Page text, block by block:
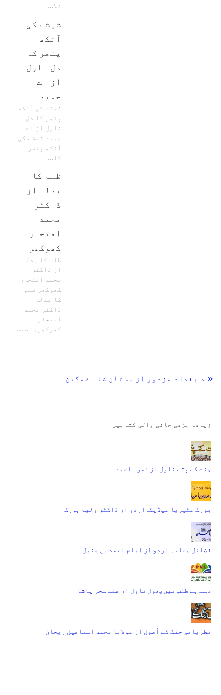
خلا…
شیشے کی
آنکھ
پتھر کا
دل ناول
از اے
حمید
شیشے کی آنکھ
پتھر کا دل
ناول از اے
حمید شیشے کی
آنکھ پتھر
کا…
ظلم کا
بدلہ از
ڈاکٹر
محمد
افتخار
کھوکھر
ظلم کا بدلہ
از ڈاکٹر
محمد افتخار
کھوکھر ظلم
کا بدلہ
ڈاکٹر محمد
افتخار
کھوکھرصاحب…
« د بغداد مزدور از مستان شاہ غمگین
زیادہ پڑھی جانی والی کتابیں
جنت کے پتے ناول از نمرہ احمد
بورک مٹیریا میڈیکااردو از ڈاکٹر ولیم بورک
فضائل صحابہ اردو از امام احمد بن حنبل
دست بے طلب میں‌پھول ناول از عفت سحر پاشا
نظریاتی جنگ کے اُصول از مولانا محمد اسماعیل ریحان